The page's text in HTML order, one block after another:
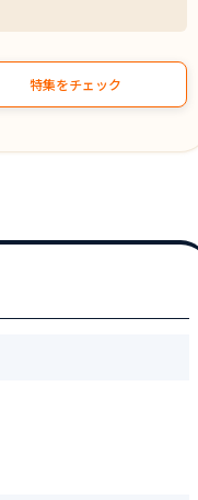
特集をチェック